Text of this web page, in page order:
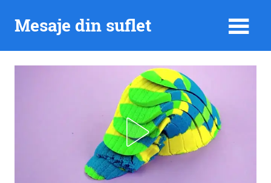
Mesaje din suflet